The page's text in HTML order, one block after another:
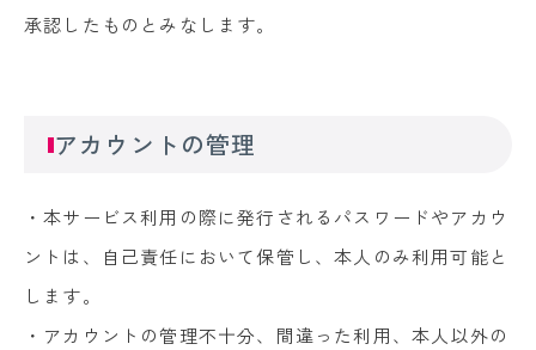
承認したものとみなします。
アカウントの管理
・本サービス利用の際に発行されるパスワードやアカウ
ントは、自己責任において保管し、本人のみ利用可能と
します。
・アカウントの管理不十分、間違った利用、本人以外の